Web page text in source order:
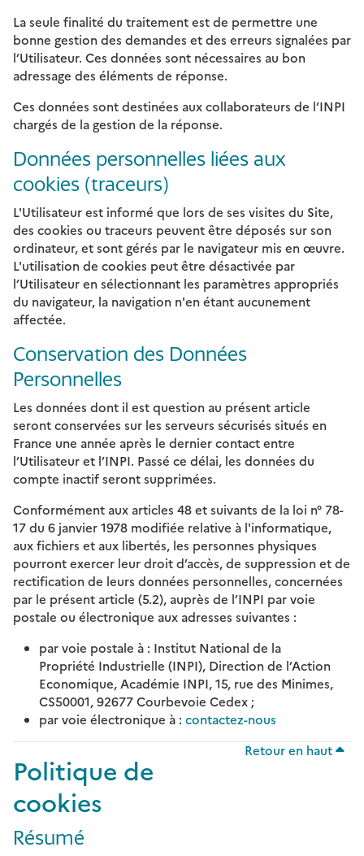
La seule finalité du traitement est de permettre une
bonne gestion des demandes et des erreurs signalées par
l’Utilisateur. Ces données sont nécessaires au bon
adressage des éléments de réponse.
Ces données sont destinées aux collaborateurs de l’INPI
chargés de la gestion de la réponse.
Données personnelles liées aux
cookies (traceurs)
L'Utilisateur est informé que lors de ses visites du Site,
des cookies ou traceurs peuvent être déposés sur son
ordinateur, et sont gérés par le navigateur mis en œuvre.
L'utilisation de cookies peut être désactivée par
l’Utilisateur en sélectionnant les paramètres appropriés
du navigateur, la navigation n'en étant aucunement
affectée.
Conservation des Données
Personnelles
Les données dont il est question au présent article
seront conservées sur les serveurs sécurisés situés en
France une année après le dernier contact entre
l’Utilisateur et l’INPI. Passé ce délai, les données du
compte inactif seront supprimées.
Conformément aux articles 48 et suivants de la loi n° 78-
17 du 6 janvier 1978 modifiée relative à l'informatique,
aux fichiers et aux libertés, les personnes physiques
pourront exercer leur droit d’accès, de suppression et de
rectification de leurs données personnelles, concernées
par le présent article (5.2), auprès de l’INPI par voie
postale ou électronique aux adresses suivantes :
par voie postale à : Institut National de la
Propriété Industrielle (INPI), Direction de l’Action
Economique, Académie INPI, 15, rue des Minimes,
CS50001, 92677 Courbevoie Cedex ;
par voie électronique à : contactez-nous
Retour en haut
Politique de
cookies
Résumé